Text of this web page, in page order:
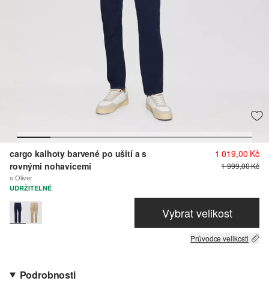
cargo kalhoty barvené po ušití a s
rovnými nohavicemi
s.Oliver
1 019,00 Kč
1 999,00 Kč
UDRŽITELNÉ
Vybrat velikost
Průvodce velikosti
Podrobnosti